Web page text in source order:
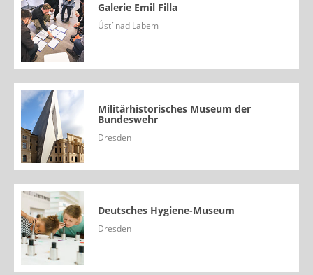
Galerie Emil Filla
Ústí nad Labem
Militärhistorisches Museum der
Bundeswehr
Dresden
Deutsches Hygiene-Museum
Dresden